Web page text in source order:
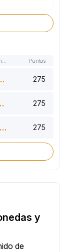
Puntos
275
275
275
y
de